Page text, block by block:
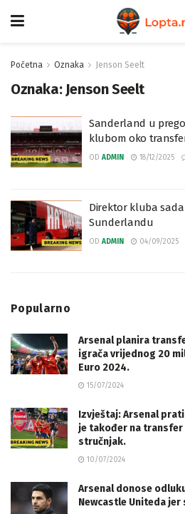
Početna Oznaka Jenson Seelt
Oznaka: Jenson Seelt
Sanderland u
klubom oko
OD ADMIN 18/12/2025
Direktor kluba
Sunderlandu
OD ADMIN 04/09/2025
Popularno
Arsenal planira
igrača vrijednog 20
Euro 2024.
15/07/2024
Izvještaj: Arsenal
je također na
stručnjak.
10/07/2024
Arsenal donose
Newcastle Uniteda